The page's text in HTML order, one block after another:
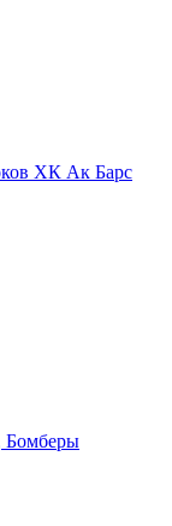
ХК Ак Барс
Бомберы